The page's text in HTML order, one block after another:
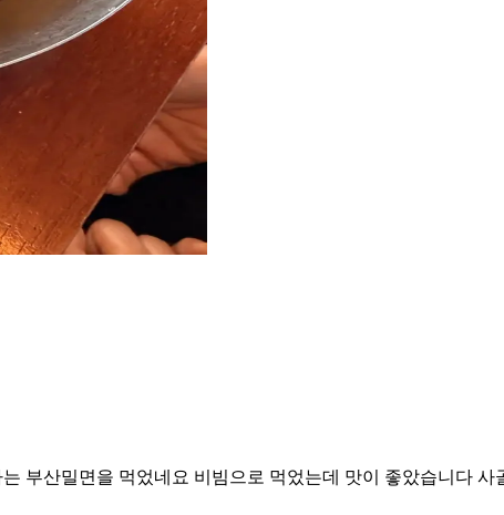
부산밀면을 먹었네요 비빔으로 먹었는데 맛이 좋았습니다